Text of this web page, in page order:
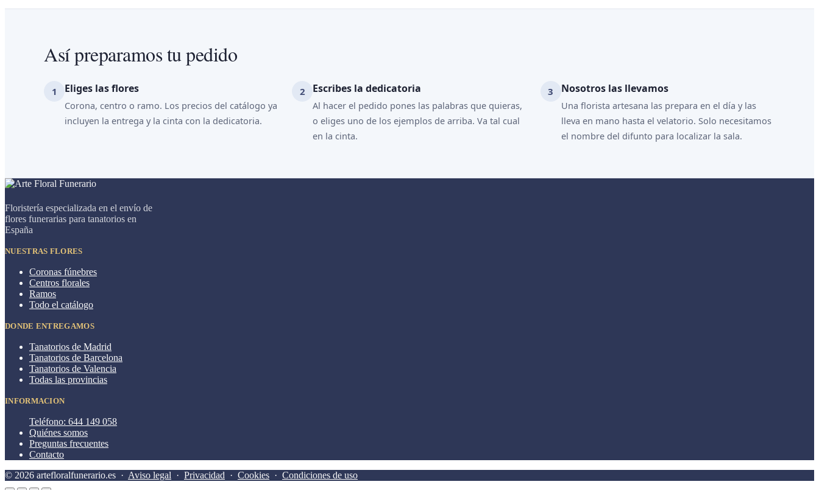
Así preparamos tu pedido
Eliges las flores
Corona, centro o ramo. Los precios del catálogo ya
incluyen la entrega y la cinta con la dedicatoria.
Escribes la dedicatoria
Al hacer el pedido pones las palabras que quieras,
o eliges uno de los ejemplos de arriba. Va tal cual
en la cinta.
Nosotros las llevamos
Una florista artesana las prepara en el día y las
lleva en mano hasta el velatorio. Solo necesitamos
el nombre del difunto para localizar la sala.
Floristería especializada en el envío de
flores funerarias para tanatorios en
España
NUESTRAS FLORES
Coronas fúnebres
Centros florales
Ramos
Todo el catálogo
DONDE ENTREGAMOS
Tanatorios de Madrid
Tanatorios de Barcelona
Tanatorios de Valencia
Todas las provincias
INFORMACION
Teléfono: 644 149 058
Quiénes somos
Preguntas frecuentes
Contacto
© 2026 artefloralfunerario.es · Aviso legal · Privacidad · Cookies · Condiciones de uso